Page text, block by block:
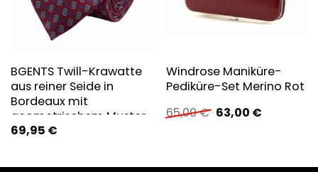
BGENTS Twill-Krawatte
aus reiner Seide in
Bordeaux mit
geometrischem Muster
in B…
69,95 €
Windrose Maniküre-
Pediküre-Set Merino Rot
65,00€ Ursprünglicher
Preis
63,00 €Aktueller